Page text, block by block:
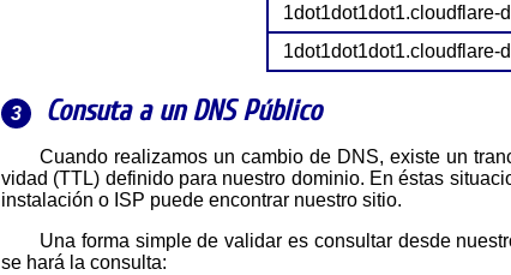
1dot1dot1dot1.cloudflare-
1dot1dot1dot1.cloudflare-
Consuta a un DNS Público
Cuando realizamos un cambio de DNS, existe un tranciente para que sea propagado por Internet, que depende de los tiempos de
vidad (TTL) definido para nuestro dominio. En éstas
instalación o ISP puede encontrar nuestro sitio.
Una forma simple de validar es consultar desde
se hará la consulta: